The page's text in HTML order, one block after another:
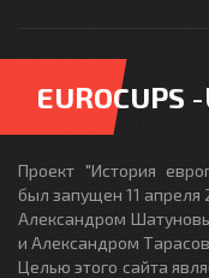
EUROCUPS -
Проект "История
был запущен 11 апреля
Александром
и Александром
Целью этого сайта